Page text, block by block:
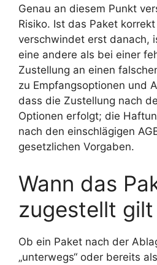
Genau an diesem Punkt
Risiko. Ist das Paket
verschwindet erst danach,
eine andere als bei einer
Zustellung an einen
zu Empfangsoptionen und
dass die Zustellung nach
Optionen erfolgt; die
nach den einschlägigen
gesetzlichen Vorgaben.
Wann das
zugestellt gilt
Ob ein Paket nach der
„unterwegs“ oder bereits